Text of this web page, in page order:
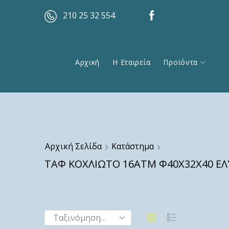
210 25 32 554
Αρχική Η Εταιρεία Προϊόντα
Αρχική Σελίδα Κατάστημα
ΤΑΦ ΚΟΧΛΙΩΤΟ 16ΑΤΜ Φ40Χ32Χ40